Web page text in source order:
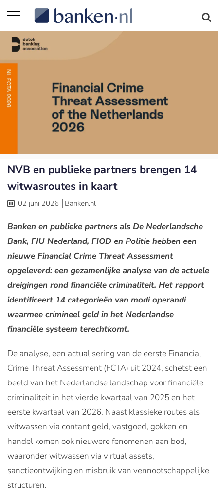
NVB en publieke partners brengen 14
witwasroutes in kaart
02 juni 2026 Banken.nl
Banken en publieke partners als De Nederlandsche
Bank, FIU Nederland, FIOD en Politie hebben een
nieuwe Financial Crime Threat Assessment
opgeleverd: een gezamenlijke analyse van de actuele
dreigingen rond financiële criminaliteit. Het rapport
identificeert 14 categorieën van modi operandi
waarmee crimineel geld in het Nederlandse
financiële systeem terechtkomt.
De analyse, een actualisering van de eerste Financial
Crime Threat Assessment (FCTA) uit 2024, schetst een
beeld van het Nederlandse landschap voor financiële
criminaliteit in het vierde kwartaal van 2025 en het
eerste kwartaal van 2026. Naast klassieke routes als
witwassen via contant geld, vastgoed, gokken en
handel komen ook nieuwere fenomenen aan bod,
waaronder witwassen via virtual assets,
sanctieontwijking en misbruik van vennootschappelijke
structuren.